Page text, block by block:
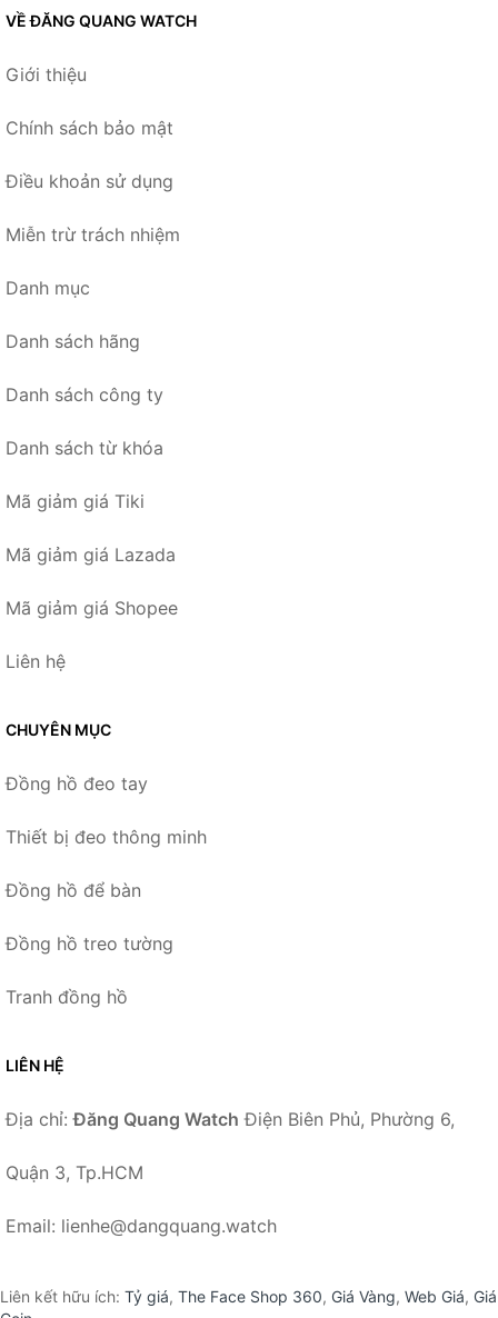
VỀ ĐĂNG QUANG WATCH
Giới thiệu
Chính sách bảo mật
Điều khoản sử dụng
Miễn trừ trách nhiệm
Danh mục
Danh sách hãng
Danh sách công ty
Danh sách từ khóa
Mã giảm giá Tiki
Mã giảm giá Lazada
Mã giảm giá Shopee
Liên hệ
CHUYÊN MỤC
Đồng hồ đeo tay
Thiết bị đeo thông minh
Đồng hồ để bàn
Đồng hồ treo tường
Tranh đồng hồ
LIÊN HỆ
Địa chỉ:Đăng Quang Watch Điện Biên Phủ, Phường 6,
Quận 3, Tp.HCM
Email: lienhe@dangquang.watch
Liên kết hữu ích: Tỷ giá, The Face Shop 360, Giá Vàng, Web Giá, Giá